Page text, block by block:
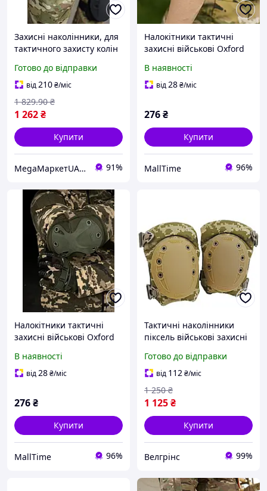
Захисні наколінники, для
тактичного захисту колін
тренувань
Готово до відправки
від210₴/міс
1 262₴
1 829.90 ₴
Купити
MegaМаркетUA — твоє замовлення вже в дорозі 🚚📦✨ 91%
Налокітники тактичні
захисні військові Oxford
липучці армія
time929NBV
В наявності
від28₴/міс
276₴
Купити
MallTime 96%
Налокітники тактичні
захисні військові Oxford
липучці time927LKJ
В наявності
від28₴/міс
276₴
Купити
MallTime 96%
Тактичні наколінники
піксель військові захисні
наколінники для ЗСУ
Готово до відправки
від 112₴/міс
1 125₴
1 250 ₴
Купити
Велгрінс 99%